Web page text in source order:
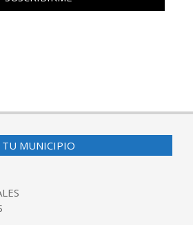
TU MUNICIPIO